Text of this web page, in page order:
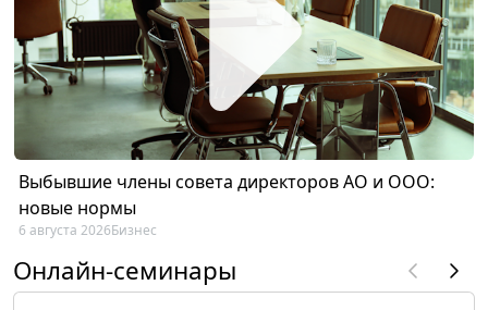
Выбывшие члены совета директоров АО и ООО:
новые нормы
6 августа 2026Бизнес
Онлайн-семинары